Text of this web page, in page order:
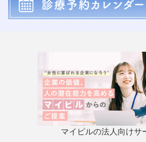
マイピルの法人向けサ